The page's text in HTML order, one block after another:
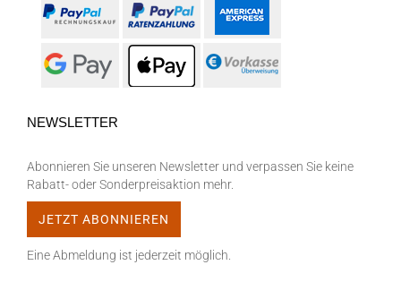
NEWSLETTER
Abonnieren Sie unseren Newsletter und verpassen Sie keine
Rabatt- oder Sonderpreisaktion mehr.
Eine Abmeldung ist jederzeit möglich.